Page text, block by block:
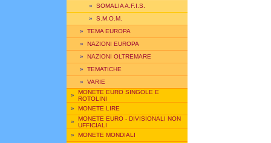
» SOMALIA A.F.I.S.
» S.M.O.M.
» TEMA EUROPA
» NAZIONI EUROPA
» NAZIONI OLTREMARE
» TEMATICHE
» VARIE
» MONETE EURO SINGOLE E
ROTOLINI
» MONETE LIRE
» MONETE EURO - DIVISIONALI NON
UFFICIALI
» MONETE MONDIALI